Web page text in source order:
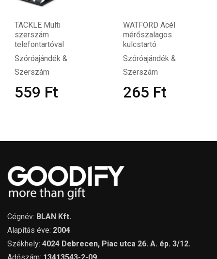
TACKLE Multi
szerszám
telefontartóval
Szóróajándék &
Szerszám
559 Ft
WATFORD Acél
mérőszalagos
kulcstartó
Szóróajándék &
Szerszám
265 Ft
Cégnév: BLAN Kft.
Alapítás éve: 2004
Székhely: 4024 Debrecen, Piac utca 26. A. ép. 3/12.
Adószám: 13413543-2-09